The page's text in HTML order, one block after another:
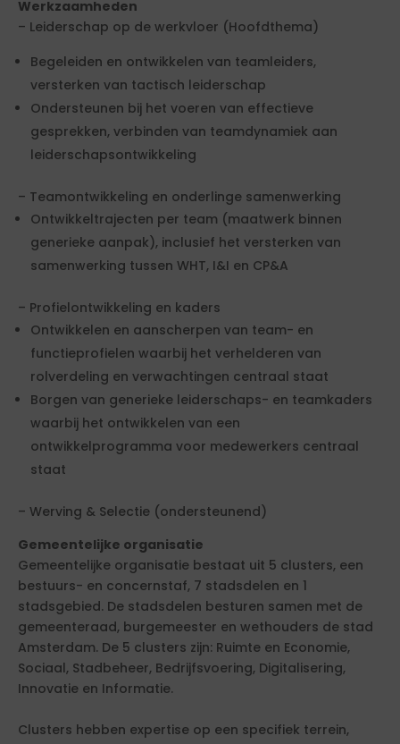
Werkzaamheden
– Leiderschap op de werkvloer (Hoofdthema)
Begeleiden en ontwikkelen van teamleiders,
versterken van tactisch leiderschap
Ondersteunen bij het voeren van effectieve
gesprekken, verbinden van teamdynamiek aan
leiderschapsontwikkeling
– Teamontwikkeling en onderlinge samenwerking
Ontwikkeltrajecten per team (maatwerk binnen
generieke aanpak), inclusief het versterken van
samenwerking tussen WHT, I&I en CP&A
– Profielontwikkeling en kaders
Ontwikkelen en aanscherpen van team- en
functieprofielen waarbij het verhelderen van
rolverdeling en verwachtingen centraal staat
Borgen van generieke leiderschaps- en teamkaders
waarbij het ontwikkelen van een
ontwikkelprogramma voor medewerkers centraal
staat
– Werving & Selectie (ondersteunend)
Gemeentelijke organisatie
Gemeentelijke organisatie bestaat uit 5 clusters, een
bestuurs- en concernstaf, 7 stadsdelen en 1
stadsgebied. De stadsdelen besturen samen met de
gemeenteraad, burgemeester en wethouders de stad
Amsterdam. De 5 clusters zijn: Ruimte en Economie,
Sociaal, Stadbeheer, Bedrijfsvoering, Digitalisering,
Innovatie en Informatie.
Clusters hebben expertise op een specifiek terrein,